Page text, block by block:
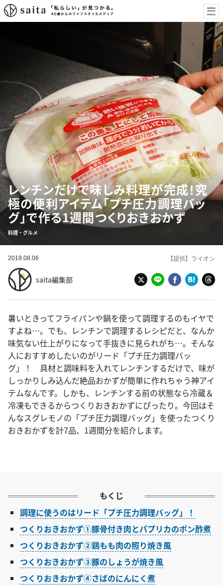
レンチンだけで味しみ料理が完成！究
極の便利アイテム「プチ圧力調理バッ
グ」で作る1週間つくりおきおかず
料理・グルメ
2018.08.06 【提供】ライオン
saita編集部
暑いときってフライパンや鍋を使って調理するのもイヤで
すよね…。でも、レンチンで調理するレシピだと、なんか
味気ない仕上がりになって手抜きに見られがち…。そんな
人におすすめしたいのがリード「プチ圧力調理バッ
グ」！ 具材と調味料を入れてレンチンするだけで、味が
しっかりしみ込んだ絶品おかずが簡単に作れちゃう神アイ
テムなんです。しかも、レンチンする前の状態なら冷蔵＆
冷凍もできるからつくりおきおかずにぴったり。今回はそ
んなスグレモノの「プチ圧力調理バッグ」を使ったつくり
おきおかずを計7品、1週間分を紹介します。
もくじ
調理に使うのはリード「プチ圧力調理バッグ」！
つくりおきおかず①豚骨付き肉とパプリカのポン酢煮
つくりおきおかず②鶏もも肉の照り焼き風
つくりおきおかず③豚のしょうが焼き風
つくりおきおかず④さばのにんにく煮